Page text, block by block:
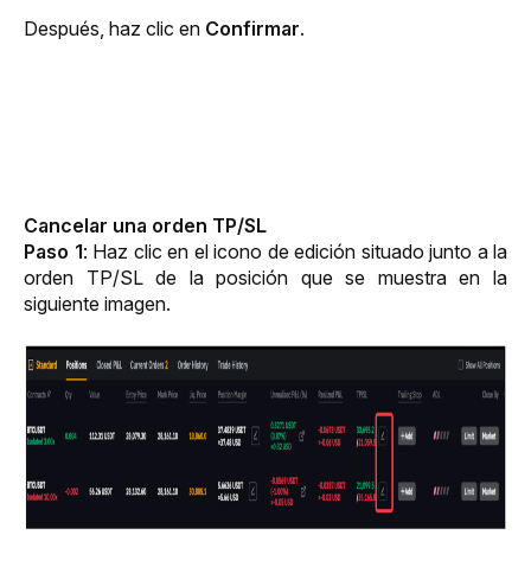
Después, haz clic en Confirmar.
Cancelar una orden TP/SL
Paso 1: Haz clic en el icono de edición situado junto a la
orden TP/SL de la posición que se muestra en la
siguiente imagen.